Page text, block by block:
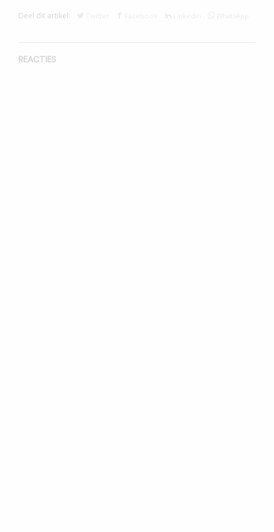
Deel dit artikel:
REACTIES